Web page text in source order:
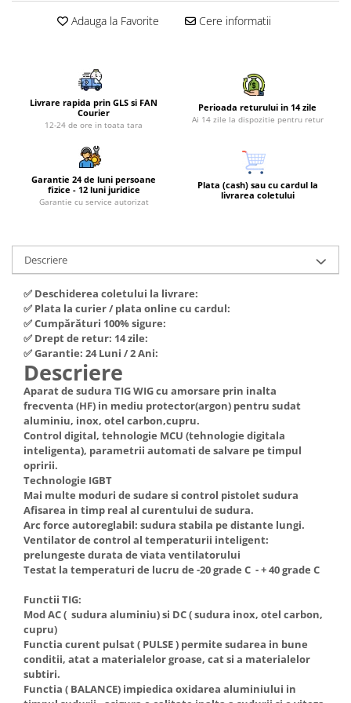
Piese si consumabile pentru
MOTOCOSITORI
Scarificatoare
Sere si solarii
Tocatoare fan, crengi, tulpini
Fierastraie electrice
Lampi solare
Macarale si electopalane
gresie / faianta / parchet
Masini de canelat
Menghine
Motoare termice
Motoare electrice
Nivela de masurat
Pistoale de impact electrice si
pneumatice
Pistoale de vopsit
Prelungitoare
Polizoare electrice de banc si
unghiulare
Rindele si freze pentru lemn
Redresoare auto - roboti de
pornire
Suflante cu aer cald
Scari metalice
Strungurii
Scule cu acumulator
Scule pentru electricieni
Convectoare
Tunuri de caldura
Chiuvete bucatarie
Deshidratoare
Dozatoare de apa
Fiare de calcat / Mese pentru
calcat
Forme de prajituri
Hote
Hote Decorative
Hote Telescopice
Hote Traditionale
Hote Incorporabile
Hote Country
Hote Insula
Hote Cupolare
Accesorii, consumabile hote
Masini de tocat carne
Masini de carnati ( CARNATARI )
Masini de spalat vase
Masini de spalat vase incorporabile
Masini de spalat vase
independente
Masini de spalat rufe
Masini de spalat rufe frontale
Masini de spalat rufe verticale
Adauga la Favorite Cere informatii
Livrare rapida prin GLS si FAN
Courier
12-24 de ore in toata tara
Perioada returului in 14 zile
Ai 14 zile la dispozitie pentru retur
Garantie 24 de luni persoane
fizice - 12 luni juridice
Garantie cu service autorizat
Plata (cash) sau cu cardul la
livrarea coletului
Descriere
✅ Deschiderea coletului la livrare:
✅ Plata la curier / plata online cu cardul:
✅ Cumpărături 100% sigure:
✅ Drept de retur: 14 zile:
✅ Garantie: 24 Luni / 2 Ani:
Descriere
Aparat de sudura TIG WIG cu amorsare prin inalta
frecventa (HF) in mediu protector(argon) pentru sudat
aluminiu, inox, otel carbon,cupru.
Control digital, tehnologie MCU (tehnologie digitala
inteligenta), parametrii automati de salvare pe timpul
opririi.
Technologie IGBT
Mai multe moduri de sudare si control pistolet sudura
Afisarea in timp real al curentului de sudura.
Arc force autoreglabil: sudura stabila pe distante lungi.
Ventilator de control al temperaturii inteligent:
prelungeste durata de viata ventilatorului
Testat la temperaturi de lucru de -20 grade C - + 40 grade C
Functii TIG:
Mod AC ( sudura aluminiu) si DC ( sudura inox, otel carbon,
cupru)
Functia curent pulsat ( PULSE ) permite sudarea in bune
conditii, atat a materialelor groase, cat si a materialelor
subtiri.
Functia ( BALANCE) impiedica oxidarea aluminiului in